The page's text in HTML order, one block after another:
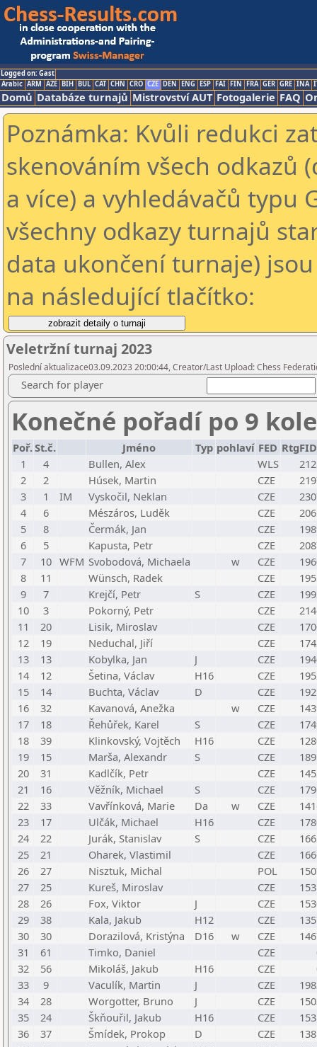
Logged on: Gast
Arabic ARM AZE BIH BUL CAT CHN CRO CZE DEN ENG ESP FAI FIN FRA GER GRE INA
Domů Databáze turnajů Mistrovství AUT Fotogalerie FAQ
Poznámka: Kvůli redukci
skenováním všech odkazů
a více) a vyhledávačů typu
všechny odkazy turnajů
data ukončení turnaje)
na následující tlačítko:
Veletržní turnaj 2023
Poslední aktualizace03.09.2023 20:00:44, Creator/Last Upload: Chess
Search for player
Konečné pořadí po 9
Poř.St.č. Jméno Typ pohlaví FED
1
4 Bullen, Alex WLS
2
2 Húsek, Martin CZE
3
1 IM Vyskočil, Neklan CZE
4
6 Mészáros, Luděk CZE
5
8 Čermák, Jan CZE
6
5 Kapusta, Petr CZE
7
10 WFM Svobodová, Michaela w CZE
8
11 Wünsch, Radek CZE
9
7 Krejčí, Petr S CZE
10
3 Pokorný, Petr CZE
11
20 Lisik, Miroslav CZE
12
19 Neduchal, Jiří CZE
13
13 Kobylka, Jan J CZE
14
12 Šetina, Václav H16 CZE
15
14 Buchta, Václav D CZE
16
32 Kavanová, Anežka w CZE
17
18 Řehůřek, Karel S CZE
18
39 Klinkovský, Vojtěch H16 CZE
19
15 Marša, Alexandr S CZE
20
31 Kadlčík, Petr CZE
21
16 Věžník, Michael S CZE
22
33 Vavřínková, Marie Da w CZE
23
17 Ulčák, Michael H16 CZE
24
22 Jurák, Stanislav S CZE
25
21 Oharek, Vlastimil CZE
26
27 Nisztuk, Michal POL
27
25 Kureš, Miroslav CZE
28
26 Fox, Viktor J CZE
29
38 Kala, Jakub H12 CZE
30
30 Dorazilová, Kristýna D16 w CZE
31
61 Timko, Daniel CZE
32
56 Mikoláš, Jakub H16 CZE
33
9 Vaculík, Martin J CZE
34
28 Worgotter, Bruno J CZE
35
24 Škňouřil, Jakub H16 CZE
36
37 Šmídek, Prokop D CZE